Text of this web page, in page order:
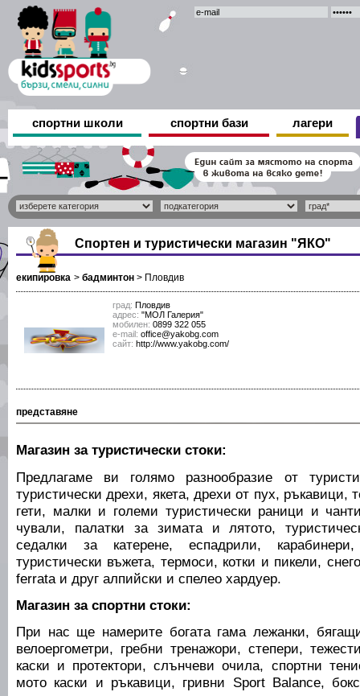
спортни школи спортни бази лагери
Спортен и туристически магазин "ЯКО"
екипировка > бадминтон > Пловдив
град: Пловдив
адрес: "МОЛ Галерия"
мобилен: 0899 322 055
е-mail: office@yakobg.com
сайт: http://www.yakobg.com/
представяне
Магазин за туристически стоки:
Предлагаме ви голямо разнообразие от
туристически дрехи, якета, дрехи от пух,
гети, малки и големи туристически раници и
чували, палатки за зимата и лятото,
седалки за катерене, еспадрили,
туристически въжета, термоси, котки и пикели,
ferrata и друг алпийски и спелео хардуер.
Магазин за спортни стоки:
При нас ще намерите богата гама лежанки,
велоергометри, гребни тренажори, степери,
каски и протектори, слънчеви очила, спортни
мото каски и ръкавици, гривни Sport Balance,